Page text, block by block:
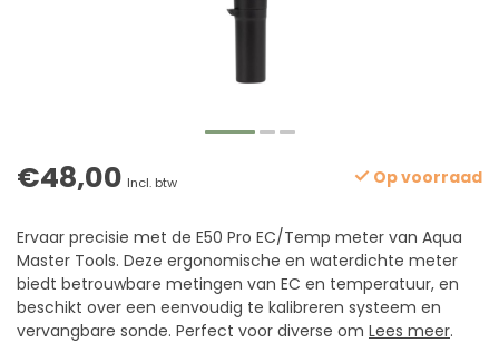
€48,00 Incl. btw Op voorraad
Ervaar precisie met de E50 Pro EC/Temp meter van Aqua
Master Tools. Deze ergonomische en waterdichte meter
biedt betrouwbare metingen van EC en temperatuur, en
beschikt over een eenvoudig te kalibreren systeem en
vervangbare sonde. Perfect voor diverse om Lees meer.